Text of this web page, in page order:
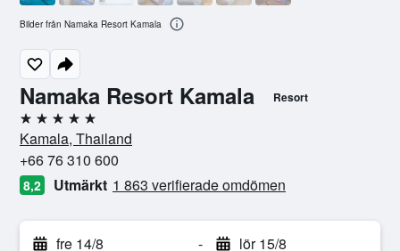
Namaka Resort Kamala Resort
5 stjärnor
Kamala, Thailand
+66 76 310 600
8,2 Utmärkt 1 863 verifierade omdömen
fre 14/8 - lör 15/8
Bilder från Namaka Resort Kamala